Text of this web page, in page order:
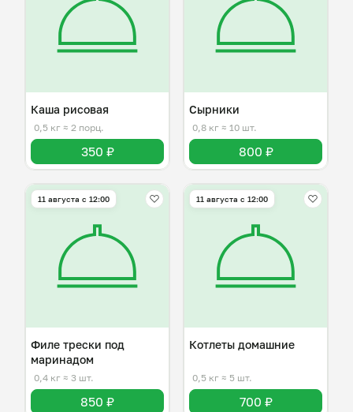
Каша рисовая
0,5 кг ≈ 2 порц.
350 ₽
Сырники
0,8 кг ≈ 10 шт.
800 ₽
11 августа с 12:00
Филе трески под
маринадом
0,4 кг ≈ 3 шт.
850 ₽
11 августа с 12:00
Котлеты домашние
0,5 кг ≈ 5 шт.
700 ₽